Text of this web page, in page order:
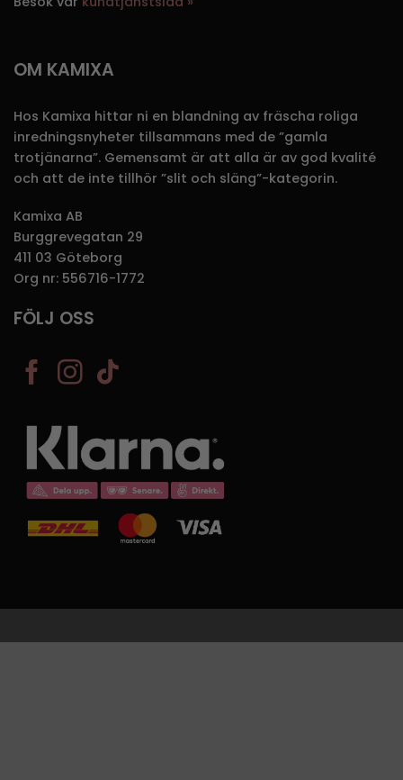
OM KAMIXA
Hos Kamixa hittar ni en blandning av fräscha roliga
inredningsnyheter tillsammans med de ”gamla
trotjänarna”. Gemensamt är att alla är av god kvalité
och att de inte tillhör ”slit och släng”-kategorin.
Kamixa AB
Burggrevegatan 29
411 03 Göteborg
Org nr: 556716-1772
FÖLJ OSS